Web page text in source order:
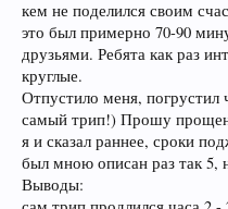
кем не поделился своим
это был примерно 70-90
друзьями. Ребята как раз
круглые.
Отпустило меня, погрустил
самый трип!) Прошу
я и сказал раннее, сроки
был мною описан раз так 5,
Выводы: